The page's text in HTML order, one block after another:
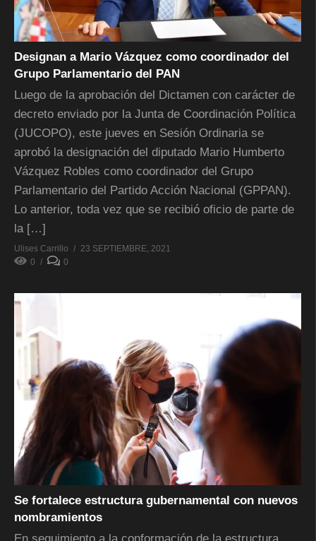
Designan a Mario Vázquez como coordinador del
Grupo Parlamentario del PAN
Luego de la aprobación del Dictamen con carácter de
decreto enviado por la Junta de Coordinación Política
(JUCOPO), este jueves en Sesión Ordinaria se
aprobó la designación del diputado Mario Humberto
Vázquez Robles como coordinador del Grupo
Parlamentario del Partido Acción Nacional (GPPAN).
Lo anterior, toda vez que se recibió oficio de parte de
la […]
Ulises Carrillo
23 SEPTIEMBRE, 2021
0
0
Se fortalece estructura gubernamental con nuevos
nombramientos
En seguimiento a la conformación de la estructura